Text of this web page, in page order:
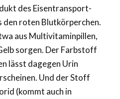
des Eisentransport-
den roten Blutkörperchen.
aus Multivitaminpillen,
sorgen. Der Farbstoff
lässt dagegen Urin
Und der Stoff
(kommt auch in